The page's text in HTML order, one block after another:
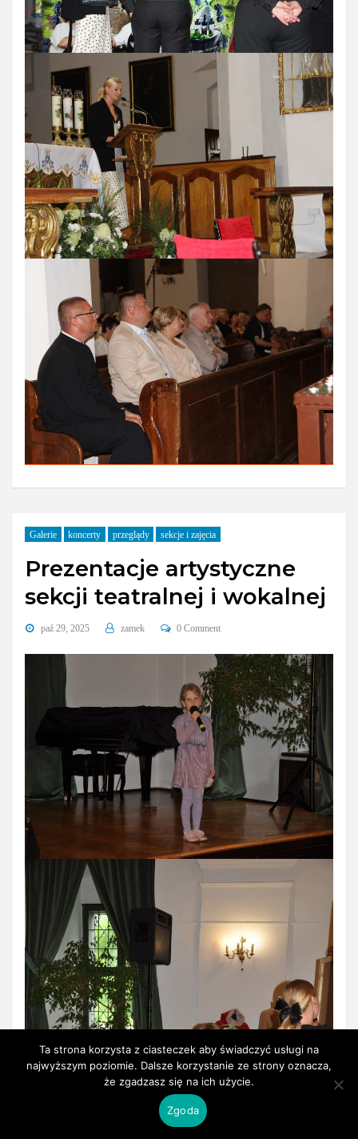
Galerie koncerty przeglądy sekcje i zajęcia
Prezentacje artystyczne
sekcji teatralnej i wokalnej
paź 29, 2025 zamek 0 Comment
Ta strona korzysta z ciasteczek aby świadczyć usługi na
najwyższym poziomie. Dalsze korzystanie ze strony oznacza,
że zgadzasz się na ich użycie.
Zgoda